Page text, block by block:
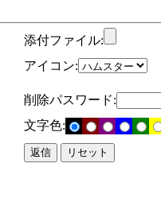
添付ファイル:
アイコン:
削除パスワード:
文字色: